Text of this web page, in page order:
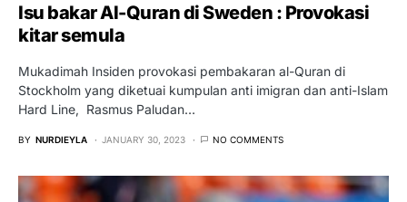
Isu bakar Al-Quran di Sweden : Provokasi
kitar semula
Mukadimah Insiden provokasi pembakaran al-Quran di
Stockholm yang diketuai kumpulan anti imigran dan anti-Islam
Hard Line, Rasmus Paludan…
BY NURDIEYLA JANUARY 30, 2023 NO COMMENTS